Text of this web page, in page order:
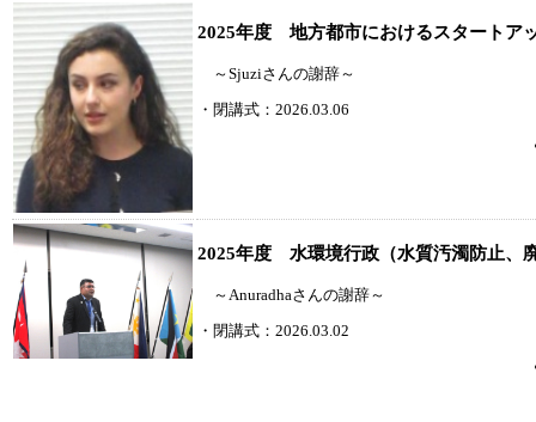
2025年度 地方都市におけるスタートア
～Sjuziさんの謝辞～
・閉講式：2026.03.06
2025年度 水環境行政（水質汚濁防止、
～Anuradhaさんの謝辞～
・閉講式：2026.03.02